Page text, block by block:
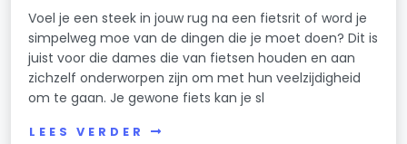
Voel je een steek in jouw rug na een fietsrit of word je
simpelweg moe van de dingen die je moet doen? Dit is
juist voor die dames die van fietsen houden en aan
zichzelf onderworpen zijn om met hun veelzijdigheid
om te gaan. Je gewone fiets kan je sl
LEES VERDER